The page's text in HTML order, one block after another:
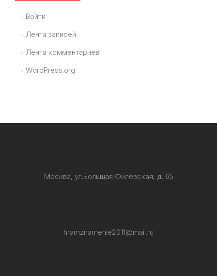
Войти
Лента записей
Лента комментариев
WordPress.org
Москва, ул.Большая Филевская, д. 65
hramznamenie2011@mail.ru